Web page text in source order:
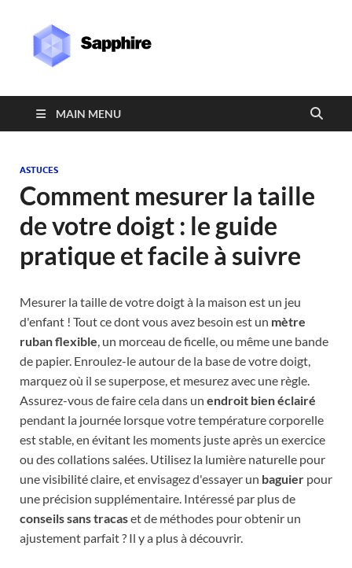
MAIN MENU
ASTUCES
Comment mesurer la taille
de votre doigt : le guide
pratique et facile à suivre
Mesurer la taille de votre doigt à la maison est un jeu
d'enfant ! Tout ce dont vous avez besoin est un mètre
ruban flexible, un morceau de ficelle, ou même une bande
de papier. Enroulez-le autour de la base de votre doigt,
marquez où il se superpose, et mesurez avec une règle.
Assurez-vous de faire cela dans un endroit bien éclairé
pendant la journée lorsque votre température corporelle
est stable, en évitant les moments juste après un exercice
ou des collations salées. Utilisez la lumière naturelle pour
une visibilité claire, et envisagez d'essayer un baguier pour
une précision supplémentaire. Intéressé par plus de
conseils sans tracaset de méthodes pour obtenir un
ajustement parfait ? Il y a plus à découvrir.